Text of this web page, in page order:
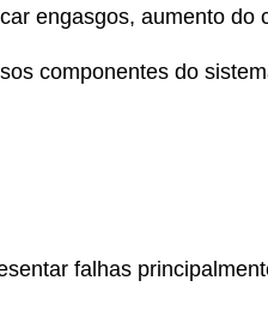
engasgos, aumento do
componentes do
falhas